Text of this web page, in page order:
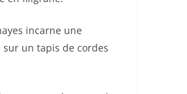
incarne une
sur un tapis de cordes